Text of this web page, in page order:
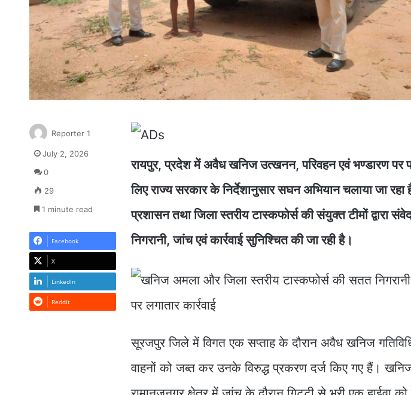
रायपुर, प्रदेश में अवैध खनिज उत्खनन, परिवहन एवं भण्डारण पर
लिए राज्य सरकार के निर्देशानुसार सघन अभियान चलाया जा
प्रशासन तथा जिला स्तरीय टास्कफोर्स की संयुक्त टीमों द्वारा
निगरानी, जांच एवं कार्रवाई सुनिश्चित की जा रही है।
सूरजपुर जिले में विगत एक सप्ताह के दौरान अवैध खनिज
वाहनों को जब्त कर उनके विरुद्ध प्रकरण दर्ज किए गए हैं।
Reporter 1
July 2, 2026
0
29
1 minute read
Facebook
X
LinkedIn
Reddit